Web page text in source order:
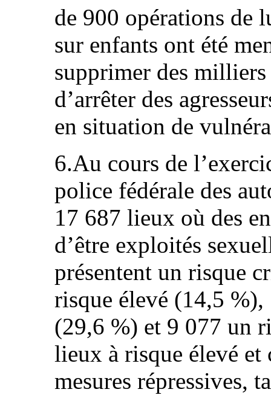
de 900 opérations de
sur enfants ont été
supprimer des
d’arrêter des
en situation de
6.Au cours de
police fédérale des
17 687 lieux où des
d’être exploités
présentent un risque
risque élevé (14,5
(29,6 %) et 9 077 un
lieux à risque élevé
mesures répressives,